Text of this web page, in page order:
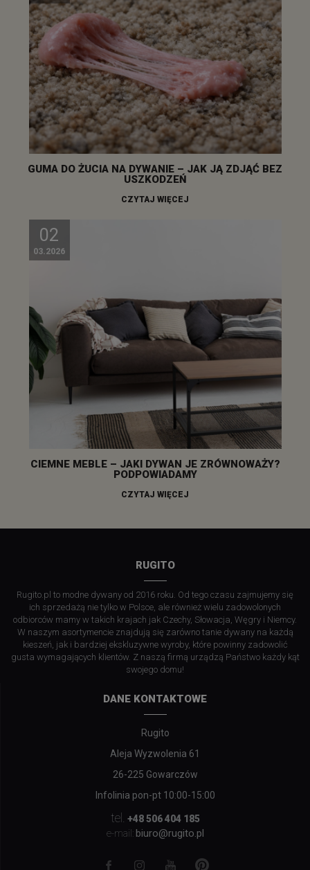
GUMA DO ŻUCIA NA DYWANIE – JAK JĄ ZDJĄĆ BEZ
USZKODZEŃ
CZYTAJ WIĘCEJ
02
03.2026
CIEMNE MEBLE – JAKI DYWAN JE ZRÓWNOWAŻY?
PODPOWIADAMY
CZYTAJ WIĘCEJ
RUGITO
Rugito.pl to modne dywany od 2016 roku. Od tego czasu zajmujemy się
ich sprzedażą nie tylko w Polsce, ale również wielu zadowolonych
odbiorców mamy w takich krajach jak Czechy, Słowacja, Węgry i Niemcy.
W naszym asortymencie znajdują się zarówno tanie dywany na każdą
kieszeń, jak i bardziej ekskluzywne wyroby, które powinny zadowolić
gusta wymagających klientów. Z naszą firmą urządzą Państwo każdy kąt
swojego domu!
DANE KONTAKTOWE
Rugito
Aleja Wyzwolenia 61
26-225 Gowarczów
Infolinia pon-pt 10:00-15:00
tel. +48 506 404 185
e-mail: biuro@rugito.pl